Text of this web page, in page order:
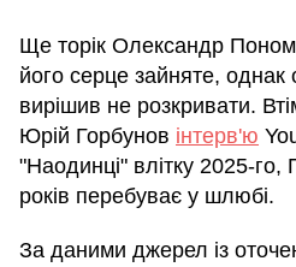
Ще торік Олександр
його серце зайняте, однак
вирішив не розкривати.
Юрій Горбунов інтерв'ю
"Наодинці" влітку 2025-
років перебуває у шлюбі.
За даними джерел із